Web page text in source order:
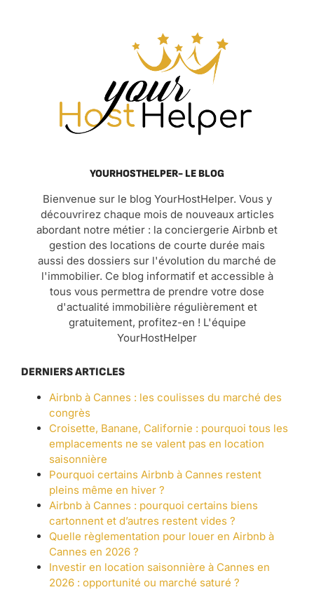
YOURHOSTHELPER- LE BLOG
Bienvenue sur le blog YourHostHelper. Vous y
découvrirez chaque mois de nouveaux articles
abordant notre métier : la conciergerie Airbnb et
gestion des locations de courte durée mais
aussi des dossiers sur l'évolution du marché de
l'immobilier. Ce blog informatif et accessible à
tous vous permettra de prendre votre dose
d'actualité immobilière régulièrement et
gratuitement, profitez-en ! L'équipe
YourHostHelper
DERNIERS ARTICLES
Airbnb à Cannes : les coulisses du marché des
congrès
Croisette, Banane, Californie : pourquoi tous les
emplacements ne se valent pas en location
saisonnière
Pourquoi certains Airbnb à Cannes restent
pleins même en hiver ?
Airbnb à Cannes : pourquoi certains biens
cartonnent et d’autres restent vides ?
Quelle règlementation pour louer en Airbnb à
Cannes en 2026 ?
Investir en location saisonnière à Cannes en
2026 : opportunité ou marché saturé ?